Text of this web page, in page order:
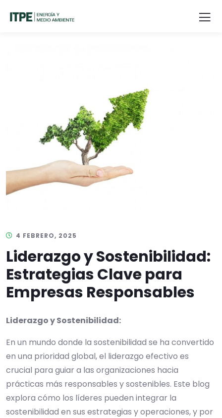
4 FEBRERO, 2025
Liderazgo y Sostenibilidad:
Estrategias Clave para
Empresas Responsables
Liderazgo y Sostenibilidad:
En un mundo donde la sostenibilidad se ha convertido
en una prioridad global, el liderazgo efectivo es
crucial para guiar a las organizaciones hacia
prácticas más responsables y sostenibles. Este blog
explora cómo los líderes pueden integrar la
sostenibilidad en sus estrategias y operaciones, y por